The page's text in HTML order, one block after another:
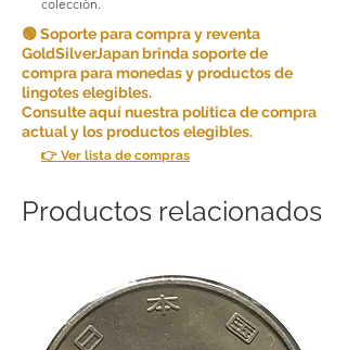
colección.
🟢 Soporte para compra y reventa
GoldSilverJapan brinda soporte de
compra para monedas y productos de
lingotes elegibles.
Consulte aquí nuestra política de compra
actual y los productos elegibles.
👉 Ver lista de compras
Productos relacionados